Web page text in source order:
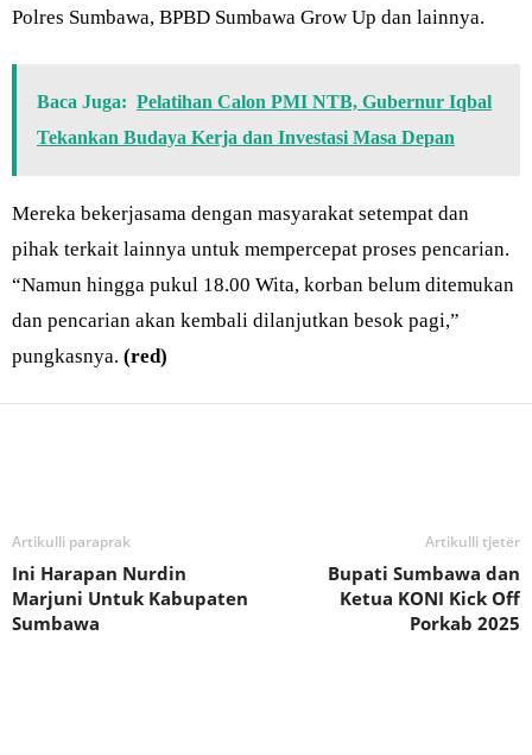
Polres Sumbawa, BPBD Sumbawa Grow Up dan lainnya.
Baca Juga: Pelatihan Calon PMI NTB, Gubernur Iqbal
Tekankan Budaya Kerja dan Investasi Masa Depan
Mereka bekerjasama dengan masyarakat setempat dan
pihak terkait lainnya untuk mempercepat proses pencarian.
“Namun hingga pukul 18.00 Wita, korban belum ditemukan
dan pencarian akan kembali dilanjutkan besok pagi,”
pungkasnya. (red)
Artikulli paraprak
Ini Harapan Nurdin
Marjuni Untuk Kabupaten
Sumbawa
Artikulli tjetër
Bupati Sumbawa dan
Ketua KONI Kick Off
Porkab 2025